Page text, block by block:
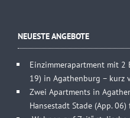
NEUESTE ANGEBOTE
Einzimmerapartment mit 2
19) in Agathenburg – kurz
Zwei Apartments in
Hansestadt Stade (App.